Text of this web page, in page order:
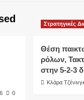
0
Στρατηγικές
Θέση
ρόλων,
στην 5-2-3
Κλάρα